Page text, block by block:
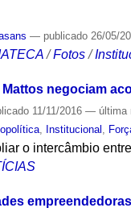
— publicado 26/05/
/Fotos /
Mattos negociam
11/11/2016— última
Institucional
o intercâmbio